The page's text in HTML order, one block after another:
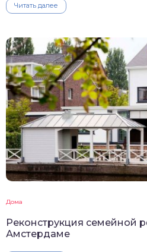
Читать далее
Дома
Реконструкция семейной
Амстердаме